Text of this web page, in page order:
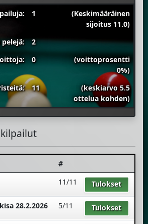
1
(Keskimääräinen
sijoitus 11.0)
2
0
(voittoprosentti
0%)
11
(keskiarvo 5.5
ottelua kohden)
#
11/11 Tulokset
28.2.2026 5/11 Tulokset